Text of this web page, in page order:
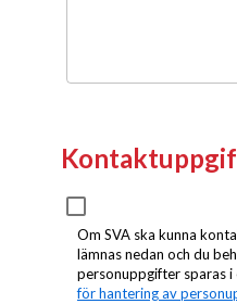
Om SVA ska kunna
lämnas nedan och du
personuppgifter sparas i
för hantering av